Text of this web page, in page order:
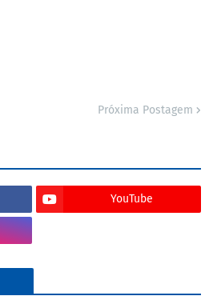
Próxima Postagem
YouTube